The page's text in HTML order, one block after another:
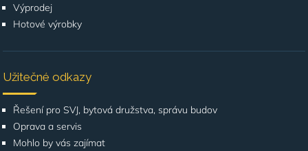
Výprodej
Hotové výrobky
Užitečné odkazy
Řešení pro SVJ, bytová družstva, správu budov
Oprava a servis
Mohlo by vás zajímat